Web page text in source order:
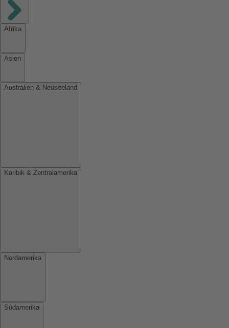
Afrika
Asien
Australien & Neuseeland
Karibik & Zentralamerika
Nordamerika
Südamerika